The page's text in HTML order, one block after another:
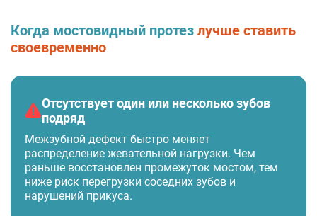
Когда мостовидный протез лучше ставить
своевременно
Отсутствует один или несколько зубов
подряд
Межзубной дефект быстро меняет
распределение жевательной нагрузки. Чем
раньше восстановлен промежуток мостом, тем
ниже риск перегрузки соседних зубов и
нарушений прикуса.